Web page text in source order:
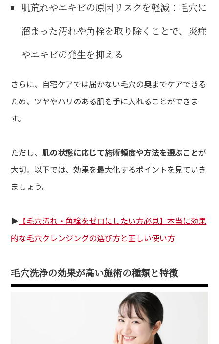
肌荒れやニキビの原因リスクを軽減：毛穴に
溜まった汚れや角栓を取り除くことで、炎症
やニキビの発生を抑える
さらに、自宅ケアでは届かない毛穴の奥までケアできる
ため、ツヤやハリのある肌を手に入れることができま
す。
ただし、肌の状態に応じて施術頻度や方法を選ぶことが
大切。以下では、効果を最大化するポイントを見ていき
ましょう。
▶︎ 【毛穴汚れ・角栓をゼロにしたい方必見】本当に効果
的な毛穴クレンジングの選び方と正しい使い方
毛穴洗浄の効果が高い施術の種類と特徴